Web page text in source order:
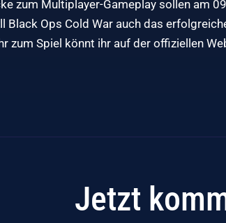
zum Multiplayer-Gameplay sollen am
Black Ops Cold War auch das
zum Spiel könnt ihr auf der offiziellen
Jetzt